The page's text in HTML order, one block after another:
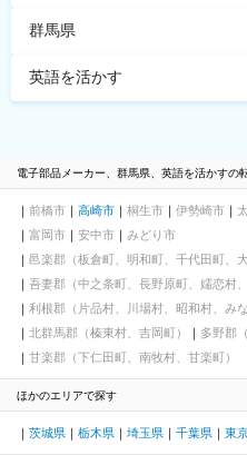
群馬県
英語を活かす
電子部品メーカー、群馬県、英語を活かすの
前橋市 高崎市 桐生市 伊勢崎市
富岡市
安中市
みどり市
邑楽郡（板倉町、明和町、千代田町、
吾妻郡（中之条町、長野原町、嬬恋村
利根郡（片品村、川場村、昭和村、みな
北群馬郡（榛東村、吉岡町）
多野郡
甘楽郡（下仁田町、南牧村、甘楽町）
ほかのエリアで探す
茨城県 栃木県 埼玉県 千葉県 東